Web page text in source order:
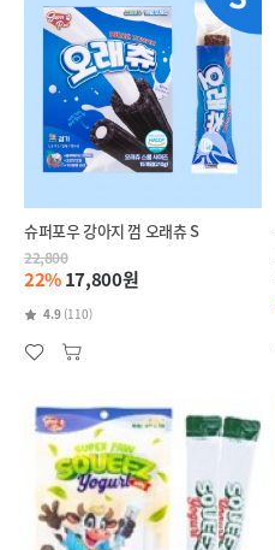
슈퍼포우 강아지 껌 오래츄 S
22,800
22%17,800원
4.9 (110)